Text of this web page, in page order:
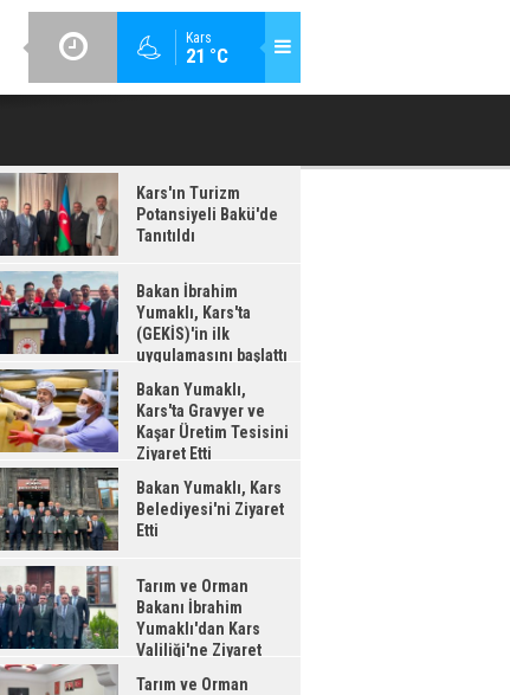
Kars
21 °C
BAKAN İBRAHIM YUMAKLI, KARS'TA (GEKİS)'IN ILK
Kars'ın Turizm
Potansiyeli Bakü'de
Tanıtıldı
Bakan İbrahim
Yumaklı, Kars'ta
(GEKİS)'in ilk
uygulamasını başlattı
Bakan Yumaklı,
Kars'ta Gravyer ve
Kaşar Üretim Tesisini
Ziyaret Etti
Bakan Yumaklı, Kars
Belediyesi'ni Ziyaret
Etti
Tarım ve Orman
Bakanı İbrahim
Yumaklı'dan Kars
Valiliği'ne Ziyaret
Tarım ve Orman